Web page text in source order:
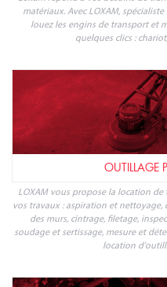
matériaux. Avec LOXAM,
louez les engins de transport et
quelques clics :
OUTILLAGE
LOXAM vous propose la location
vos travaux : aspiration et nettoyage,
des murs, cintrage, filetage,
soudage et sertissage, mesure et
location